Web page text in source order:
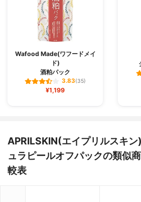
Wafood Made(ワフードメイ
ド)
酒粕パック
3.83(35)
¥1,199
APRILSKIN(エイプリルスキ
ュラピールオフパックの類似
較表